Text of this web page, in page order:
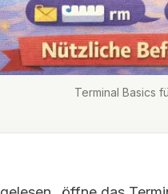
Terminal Basics